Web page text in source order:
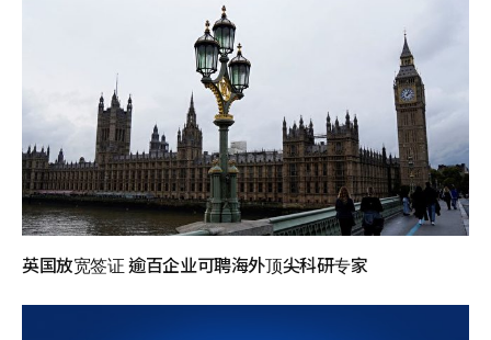
英国放宽签证 逾百企业可聘海外顶尖科研专家